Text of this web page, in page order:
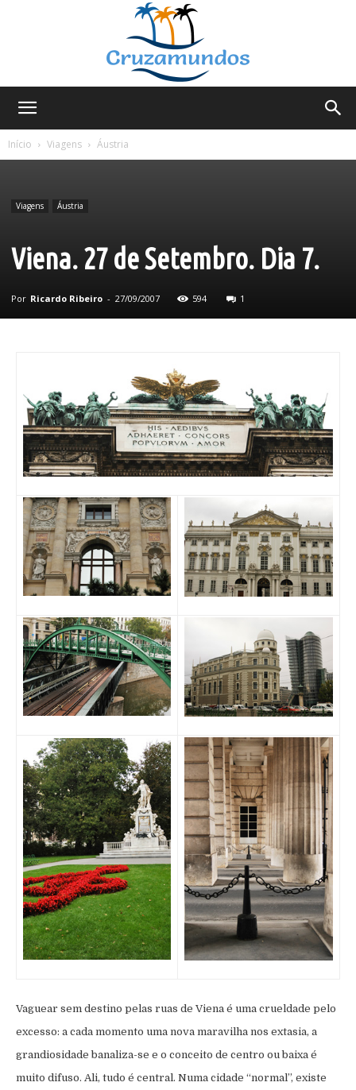
Início
Viagens Áustria
Viagens Áustria
Viena. 27 de Setembro. Dia 7.
Por Ricardo Ribeiro - 27/09/2007 594 1
Vaguear sem destino pelas ruas de Viena é uma crueldade pelo
excesso: a cada momento uma nova maravilha nos extasia, a
grandiosidade banaliza-se e o conceito de centro ou baixa é
muito difuso. Ali, tudo é central. Numa cidade “normal”, existe